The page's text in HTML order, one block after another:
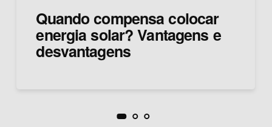
Quando compensa colocar
energia solar? Vantagens e
desvantagens